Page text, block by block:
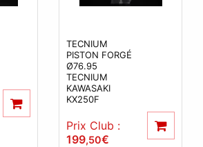
TECNIUM
PISTON FORGÉ
Ø76.95
TECNIUM
KAWASAKI
KX250F
Prix Club :
199,50€